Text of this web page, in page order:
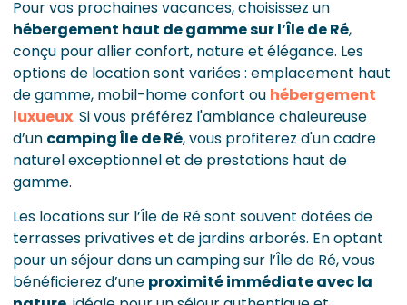
Pour vos prochaines vacances, choisissez un
hébergement haut de gamme sur l’Île de Ré,
conçu pour allier confort, nature et élégance. Les
options de location sont variées : emplacement haut
de gamme, mobil-home confort ou hébergement
luxueux. Si vous préférez l'ambiance chaleureuse
d’un camping Île de Ré, vous profiterez d'un cadre
naturel exceptionnel et de prestations haut de
gamme.
Les locations sur l’Île de Ré sont souvent dotées de
terrasses privatives et de jardins arborés. En optant
pour un séjour dans un camping sur l’Île de Ré, vous
bénéficierez d’une proximité immédiate avec la